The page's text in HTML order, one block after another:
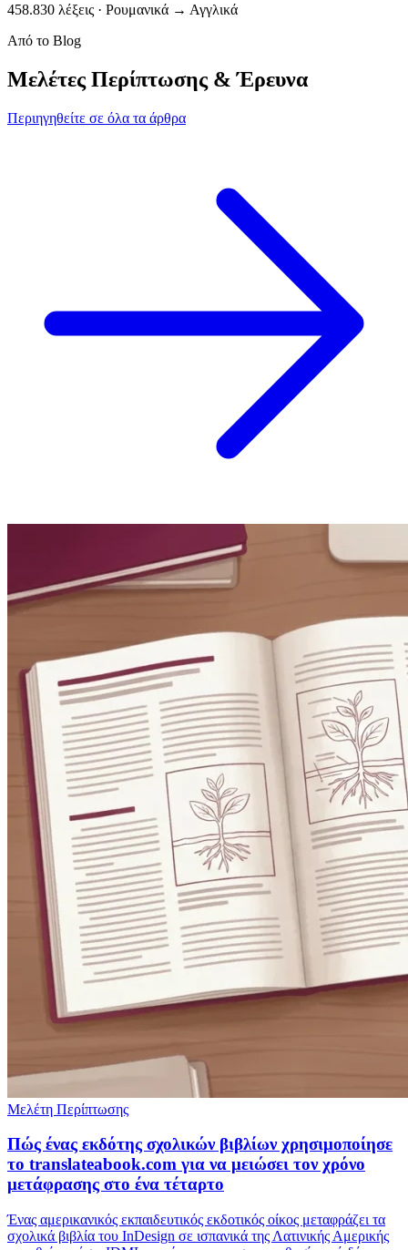
458.830 λέξεις · Ρουμανικά → Αγγλικά
Από το Blog
Μελέτες Περίπτωσης & Έρευνα
Περιηγηθείτε σε όλα τα άρθρα
Μελέτη Περίπτωσης
Πώς ένας εκδότης σχολικών βιβλίων χρησιμοποίησε
το translateabook.com για να μειώσει τον χρόνο
μετάφρασης στο ένα τέταρτο
Ένας αμερικανικός εκπαιδευτικός εκδοτικός οίκος μεταφράζει τα
σχολικά βιβλία του InDesign σε ισπανικά της Λατινικής Αμερικής